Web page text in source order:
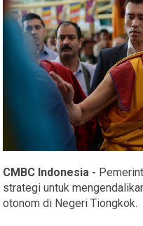
CMBC Indonesia -
strategi untuk
otonom di Negeri Tiongkok.